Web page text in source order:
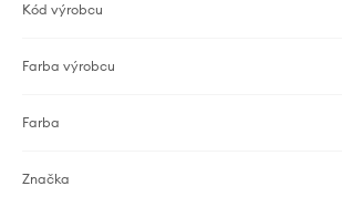
Kód výrobcu
Farba výrobcu
Farba
Značka